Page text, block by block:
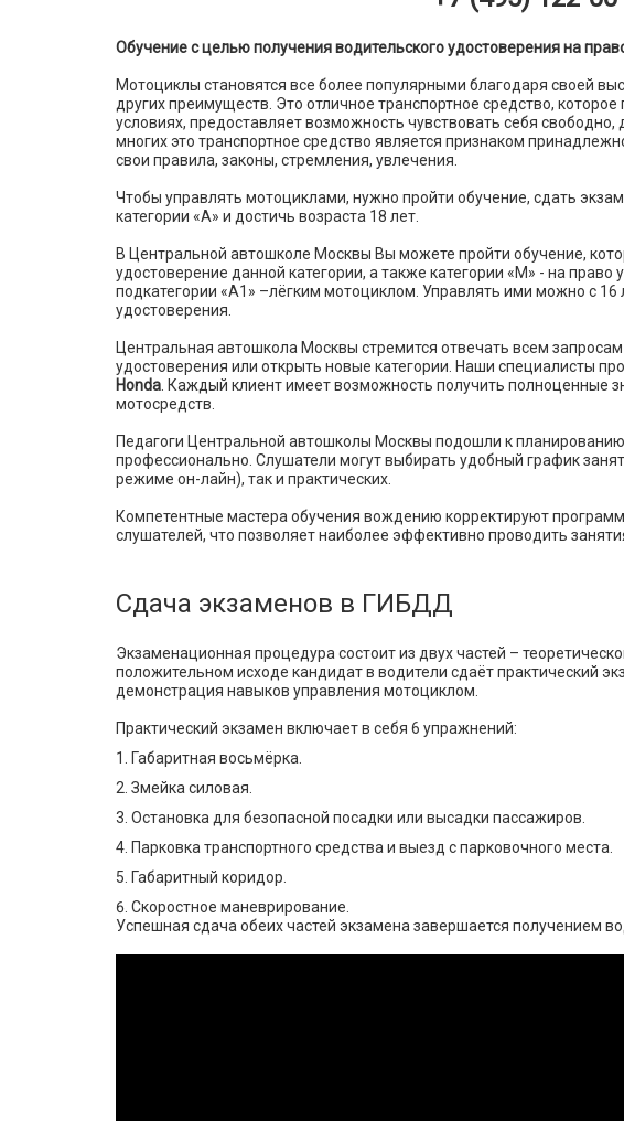
Обучение с целью получения водительского удостоверения на
Мотоциклы становятся все более популярными благодаря своей
других преимуществ. Это отличное транспортное средство,
условиях, предоставляет возможность чувствовать себя
многих это транспортное средство является признаком
свои правила, законы, стремления, увлечения.
Чтобы управлять мотоциклами, нужно пройти обучение, сдать
категории «А» и достичь возраста 18 лет.
В Центральной автошколе Москвы Вы можете пройти обучение,
удостоверение данной категории, а также категории «М» - на
подкатегории «А1» –лёгким мотоциклом. Управлять ими можно с 16
удостоверения.
Центральная автошкола Москвы стремится отвечать всем
удостоверения или открыть новые категории. Наши специалисты
Honda. Каждый клиент имеет возможность получить полноценные
мотосредств.
Педагоги Центральной автошколы Москвы подошли к планированию
профессионально. Слушатели могут выбирать удобный график
режиме он-лайн), так и практических.
Компетентные мастера обучения вождению корректируют
слушателей, что позволяет наиболее эффективно проводить
Сдача экзаменов в ГИБДД
Экзаменационная процедура состоит из двух частей –
положительном исходе кандидат в водители сдаёт практический
демонстрация навыков управления мотоциклом.
Практический экзамен включает в себя 6 упражнений:
Габаритная восьмёрка.
Змейка силовая.
Остановка для безопасной посадки или высадки пассажиров.
Парковка транспортного средства и выезд с парковочного места.
Габаритный коридор.
Скоростное маневрирование.
Успешная сдача обеих частей экзамена завершается получением